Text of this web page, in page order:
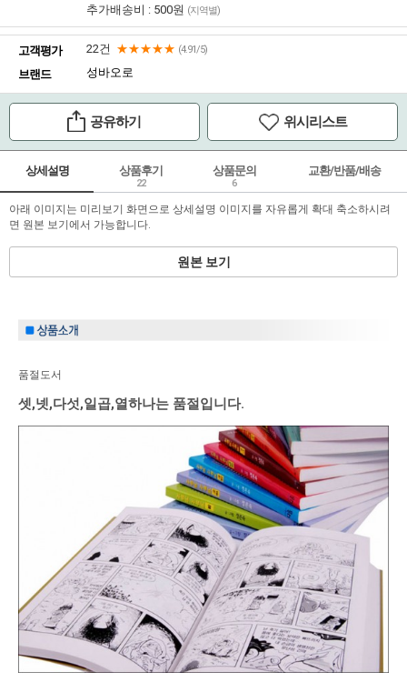
추가배송비 : 500원 (지역별)
고객평가 22건 ★★★★★ (4.91/5)
브랜드 성바오로
공유하기 위시리스트
상세설명 상품후기
22
상품문의
6
교환/반품/배송
아래 이미지는 미리보기 화면으로 상세설명 이미지를 자유롭게 확대 축소하시려
면 원본 보기에서 가능합니다.
원본 보기
품절도서
셋,넷,다섯,일곱,열하나는 품절입니다.